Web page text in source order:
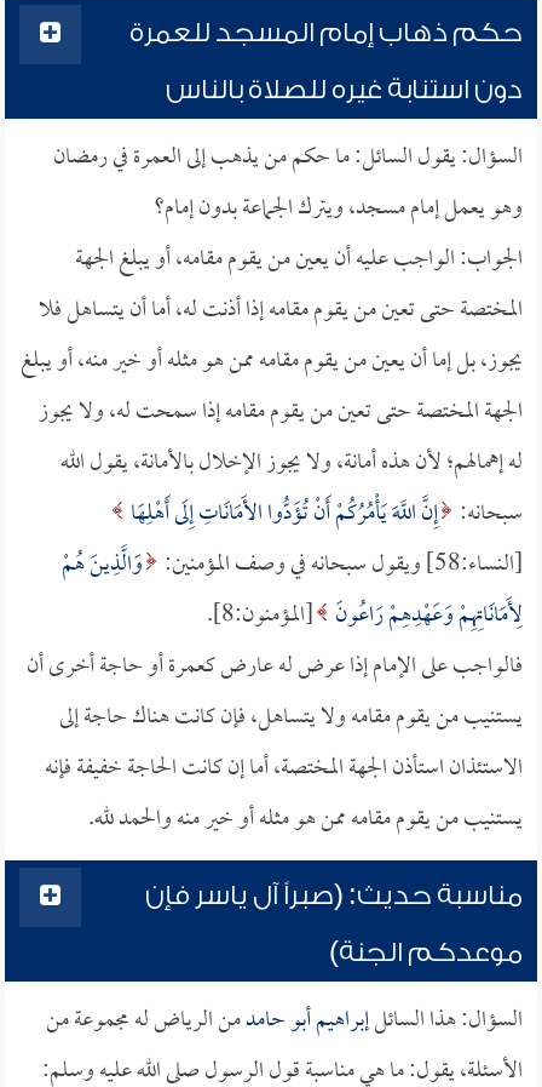
حكم ذهاب إمام المسجد للعمرة
دون استنابة غيره للصلاة بالناس
السؤال: يقول السائل: ما حكم من يذهب إلى العمرة في رمضان
وهو يعمل إمام مسجد، ويترك الجماعة بدون إمام؟
الجواب: الواجب عليه أن يعين من يقوم مقامه، أو يبلغ الجهة
المختصة حتى تعين من يقوم مقامه إذا أذنت له، أما أن يتساهل فلا
يجوز، بل إما أن يعين من يقوم مقامه ممن هو مثله أو خير منه، أو يبلغ
الجهة المختصة حتى تعين من يقوم مقامه إذا سمحت له، ولا يجوز
له إهمالهم؛ لأن هذه أمانة، ولا يجوز الإخلال بالأمانة، يقول الله
سبحانه: إِنَّ اللَّهَ يَأْمُرُكُمْ أَنْ تُؤَدُّوا الأَمَانَاتِ إِلَى أَهْلِهَا
[النساء:58] ويقول سبحانه في وصف المؤمنين:
وَالَّذِينَ هُمْ
لِأَمَانَاتِهِمْ وَعَهْدِهِمْ رَاعُونَ [المؤمنون:8].
فالواجب على الإمام إذا عرض له عارض كعمرة أو حاجة أخرى أن
يستنيب من يقوم مقامه ولا يتساهل، فإن كانت هناك حاجة إلى
الاستئذان استأذن الجهة المختصة، أما إن كانت الحاجة خفيفة فإنه
يستنيب من يقوم مقامه ممن هو مثله أو خير منه والحمد لله.
مناسبة حديث: (صبراً آل ياسر فإن
موعدكم الجنة)
السؤال: هذا السائلإبراهيم أبو حامدمن الرياض له مجموعة من
الأسئلة، يقول: ما هي مناسبة قول الرسول صلى الله عليه وسلم: